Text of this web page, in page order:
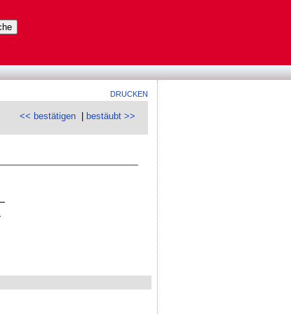
DRUCKEN
<< bestätigen bestäubt >>